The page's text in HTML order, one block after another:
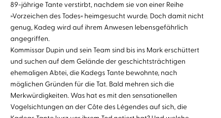
89-jährige Tante verstirbt, nachdem sie von einer Reihe
»Vorzeichen des Todes« heimgesucht wurde. Doch damit nicht
genug, Kadeg wird auf ihrem Anwesen lebensgefährlich
angegriffen.
Kommissar Dupin und sein Team sind bis ins Mark erschüttert
und suchen auf dem Gelände der geschichtsträchtigen
ehemaligen Abtei, die Kadegs Tante bewohnte, nach
möglichen Gründen für die Tat. Bald mehren sich die
Merkwürdigkeiten. Was hat es mit den sensationellen
Vogelsichtungen an der Côte des Légendes auf sich, die